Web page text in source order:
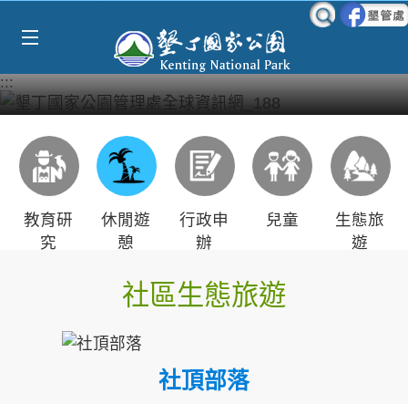
:::
教育研
究
休閒遊
憩
行政申
辦
兒童
生態旅
遊
社區生態旅遊
社頂部落